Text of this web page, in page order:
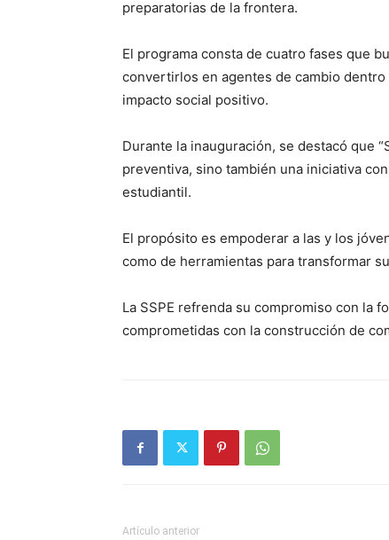
preparatorias de la frontera.
El programa consta de cuatro fases que
convertirlos en agentes de cambio
impacto social positivo.
Durante la inauguración, se destacó que
preventiva, sino también una iniciativa
estudiantil.
El propósito es empoderar a las y los
como de herramientas para transformar
La SSPE refrenda su compromiso con la
comprometidas con la construcción de
Artículo anterior